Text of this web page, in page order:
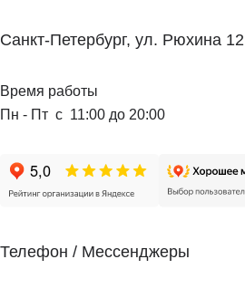
Телефон / Мессенджеры
Санкт-Петербург, ул. Рюхина 12
Время работы
Пн - Пт с 11:00 до 20:00